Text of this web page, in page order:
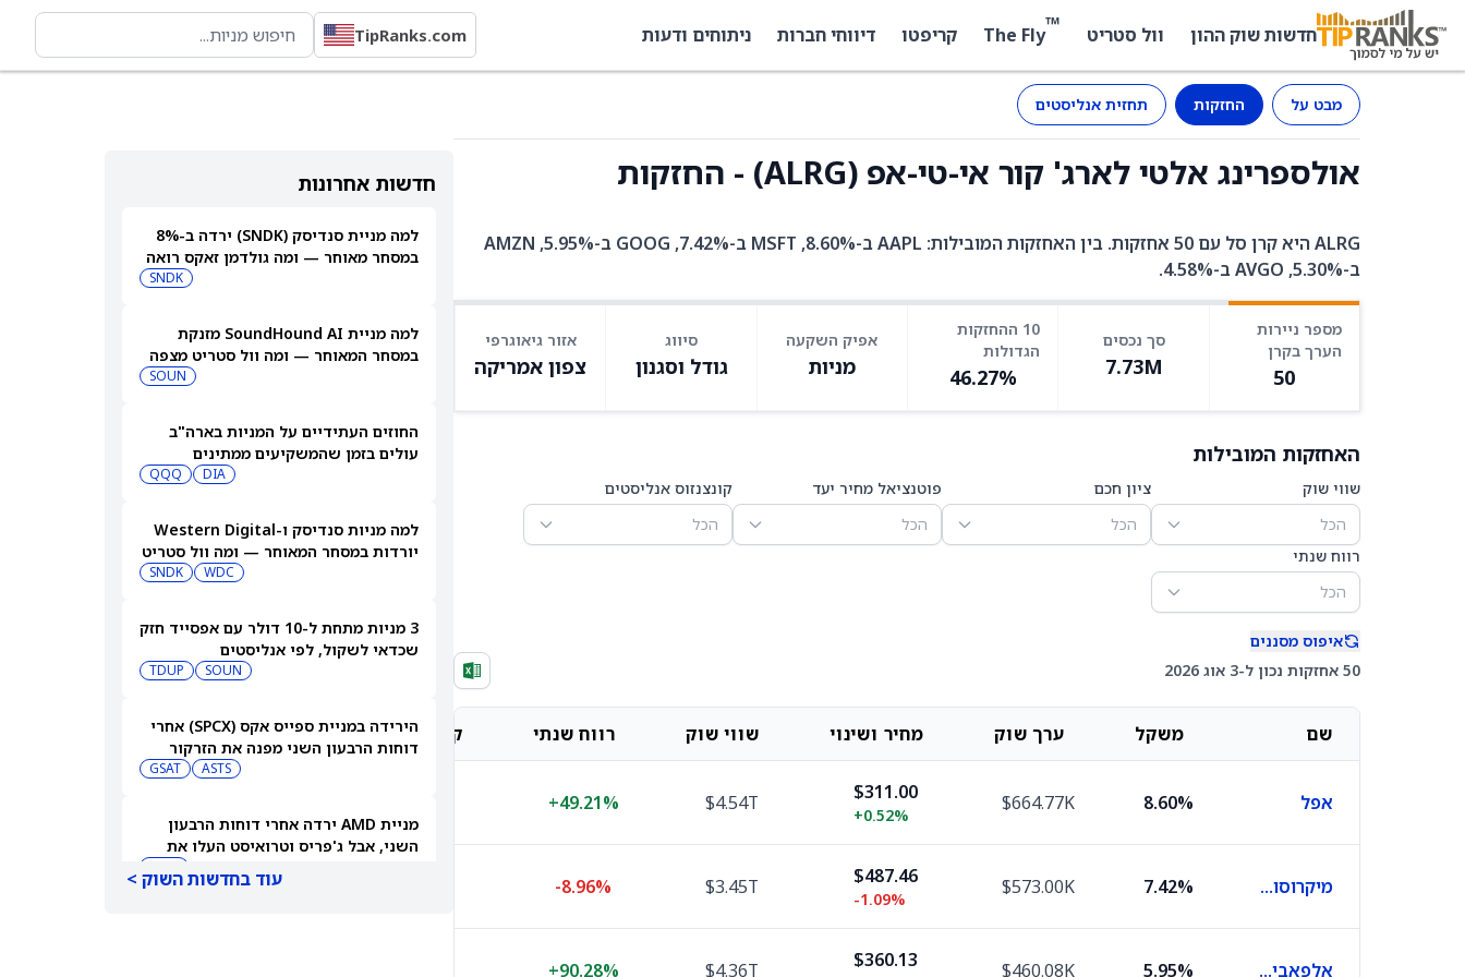
חדשות שוק ההון וול סטריט ™
The Fly קריפטו דיווחי חברות ניתוחים ודעות TipRanks.com
מבט על החזקות תחזית אנליסטים
אולספרינג אלטי לארג' קור אי-טי-אפ (ALRG) - החזקות
ALRG היא קרן סל עם 50 אחזקות. בין האחזקות המובילות: AAPL ב-8.60%, MSFT ב-7.42%, GOOG ב-5.95%, AMZN
ב-5.30%, AVGO ב-4.58%.
מספר ניירות
הערך בקרן
50
סך נכסים
7.73M
10 ההחזקות
הגדולות
46.27%
אפיק השקעה
מניות
סיווג
גודל וסגנון
אזור גיאוגרפי
צפון אמריקה
האחזקות המובילות
שווי שוק
הכל
ציון חכם
הכל
פוטנציאל מחיר יעד
הכל
קונצנזוס אנליסטים
הכל
רווח שנתי
הכל
איפוס מסננים
50 אחזקות נכון ל-3 אוג 2026
שם משקל ערך שוק מחיר ושינוי שווי שוק רווח שנתי קונצנזוס אנליסטים מחיר יעד אנליסטים
אפל 8.60%
$664.77K
$311.00
+0.52%
$4.54T
+49.21%
מיקרוסופט 7.42%
$573.00K
$487.46
-1.09%
$3.45T
-8.96%
$560.22
אלפאבית C 5.95%
$460.08K
$360.13
$4.36T
+90.28%
חדשות אחרונות
למה מניית סנדיסק (SNDK) ירדה ב-8%
במסחר מאוחר — ומה גולדמן זאקס רואה
SNDK
למה מניית SoundHound AI מזנקת
במסחר המאוחר — ומה וול סטריט מצפה
SOUN
החוזים העתידיים על המניות בארה"ב
עולים בזמן שהמשקיעים ממתינים
DIA
QQQ
למה מניות סנדיסק ו-Western Digital
יורדות במסחר המאוחר — ומה וול סטריט
WDC
SNDK
3 מניות מתחת ל-10 דולר עם אפסייד חזק
שכדאי לשקול, לפי אנליסטים
SOUN
TDUP
הירידה במניית ספייס אקס (SPCX) אחרי
דוחות הרבעון השני מפנה את הזרקור
לקרנות סל חלל עם חשיפה גבוהה
ASTS
GSAT
מניית AMD ירדה אחרי דוחות הרבעון
השני, אבל ג'פריס וטרואיסט העלו את
עוד בחדשות השוק >